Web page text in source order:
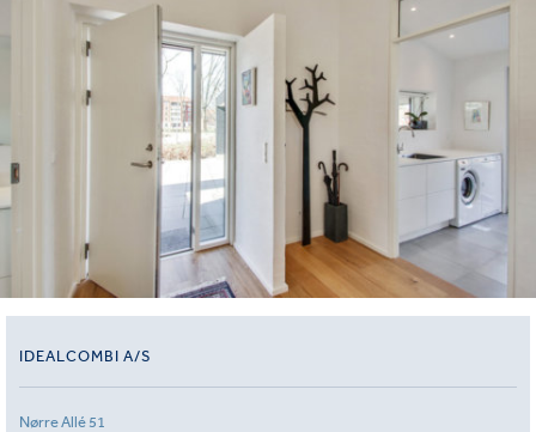
IDEALCOMBI A/S
Nørre Allé 51